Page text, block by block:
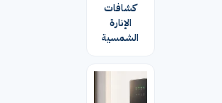
كشافات
الإنارة
الشمسية